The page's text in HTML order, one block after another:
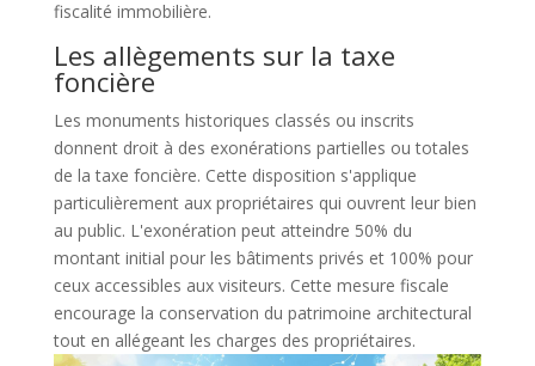
fiscalité immobilière.
Les allègements sur la taxe
foncière
Les monuments historiques classés ou inscrits
donnent droit à des exonérations partielles ou totales
de la taxe foncière. Cette disposition s'applique
particulièrement aux propriétaires qui ouvrent leur bien
au public. L'exonération peut atteindre 50% du
montant initial pour les bâtiments privés et 100% pour
ceux accessibles aux visiteurs. Cette mesure fiscale
encourage la conservation du patrimoine architectural
tout en allégeant les charges des propriétaires.